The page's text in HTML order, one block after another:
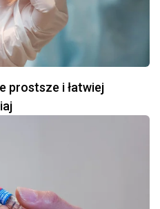
prostsze i łatwiej